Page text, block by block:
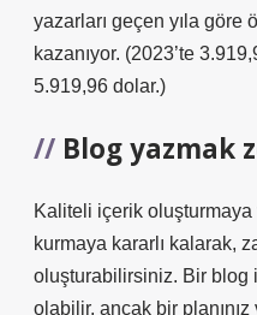
yazarları geçen yıla göre
kazanıyor. (2023’te
5.919,96 dolar.)
Blog yazmak
Kaliteli içerik
kurmaya kararlı kalarak,
oluşturabilirsiniz. Bir blog
olabilir, ancak bir